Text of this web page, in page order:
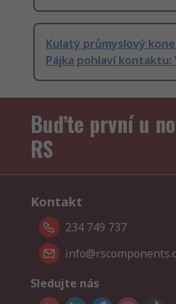
Kulatý průmyslový
Pájka pohlaví kontaktu:
Buďte první u
RS
Kontakt
234 749 737
Sledujte nás